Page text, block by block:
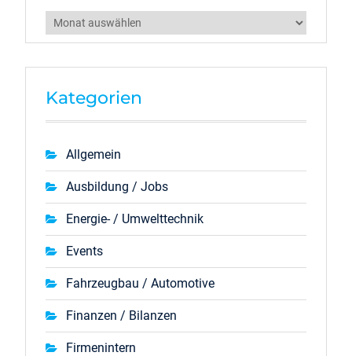
Archiv
Kategorien
Allgemein
Ausbildung / Jobs
Energie- / Umwelttechnik
Events
Fahrzeugbau / Automotive
Finanzen / Bilanzen
Firmenintern